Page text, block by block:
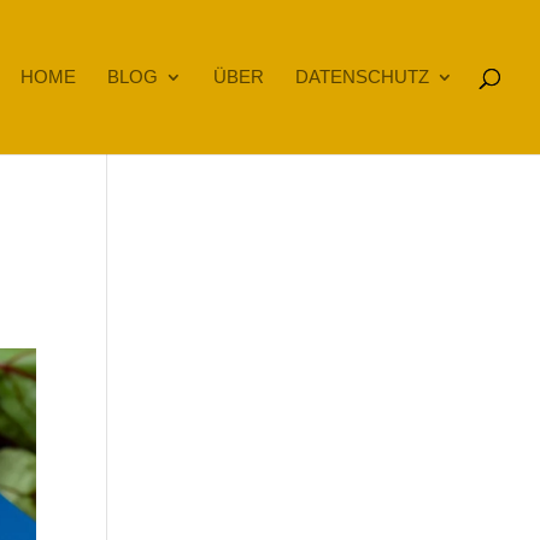
HOME BLOG ÜBER DATENSCHUTZ